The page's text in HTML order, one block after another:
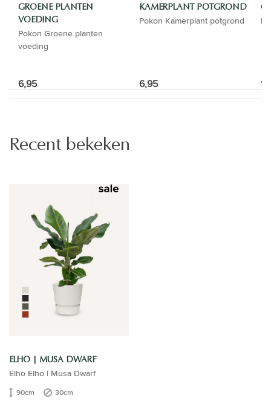
GROENE PLANTEN
VOEDING
Pokon Groene planten
voeding
6,95
KAMERPLANT POTGROND
Pokon Kamerplant potgrond
6,95
Recent bekeken
ELHO | MUSA DWARF
Elho Elho | Musa Dwarf
90cm 30cm